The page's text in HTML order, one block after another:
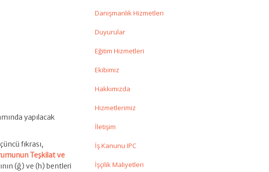
yapılacak
fıkrası,
Teşkilat ve
(ğ) ve (h) bentleri
Danışmanlık Hizmetleri
Duyurular
Eğitim Hizmetleri
Ekibimiz
Hakkımızda
Hizmetlerimiz
İletişim
İş Kanunu IPC
İşçilik Maliyetleri